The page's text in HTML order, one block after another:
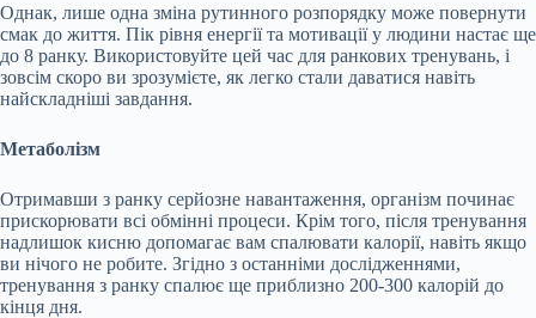
Однак, лише одна зміна рутинного розпорядку може повернути
смак до життя. Пік рівня енергії та мотивації у людини настає ще
до 8 ранку. Використовуйте цей час для ранкових тренувань, і
зовсім скоро ви зрозумієте, як легко стали даватися навіть
найскладніші завдання.
Метаболізм
Отримавши з ранку серйозне навантаження, організм починає
прискорювати всі обмінні процеси. Крім того, після тренування
надлишок кисню допомагає вам спалювати калорії, навіть якщо
ви нічого не робите. Згідно з останніми дослідженнями,
тренування з ранку спалює ще приблизно 200-300 калорій до
кінця дня.